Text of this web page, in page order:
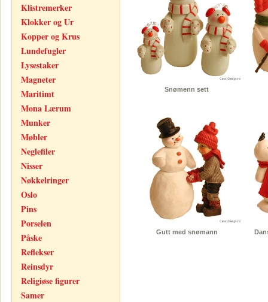
Klistremerker
Klokker og Ur
Kopper og Krus
Lundefugler
Lysestaker
Magneter
Maritimt
Mona Lærum
Munker
Møbler
Neglefiler
Nisser
Nøkkelringer
Oslo
Pins
Porselen
Påske
Reflekser
Reinsdyr
Religiøse figurer
Samer
Snømenn sett
Gutt med snømann